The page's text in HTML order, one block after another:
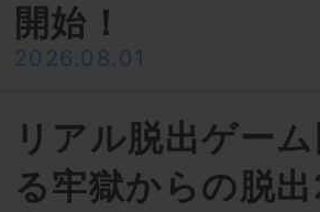
開始！
2026.08.01
リアル脱出ゲー
る牢獄からの脱